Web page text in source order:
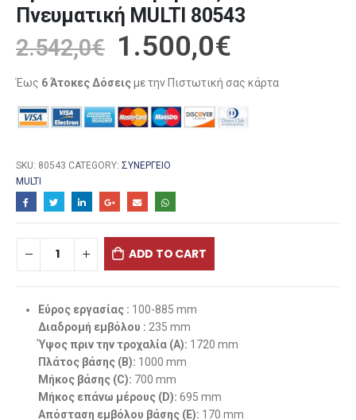
Πνευματική MULTI 80543
2.542,0€ 1.500,0€
Έως 6 Άτοκες Δόσειςμε την Πιστωτική σας κάρτα
SKU: 80543 CATEGORY: ΣΥΝΕΡΓΕΊΟ
MULTI
ADD TO CART
Εύρος εργασίας : 100-885 mm
Διαδρομή εμβόλου : 235 mm
Ύψος πριν την τροχαλία (A): 1720 mm
Πλάτος βάσης (B): 1000 mm
Μήκος βάσης (C): 700 mm
Μήκος επάνω μέρους (D): 695 mm
Απόσταση εμβόλου βάσης (E): 170 mm